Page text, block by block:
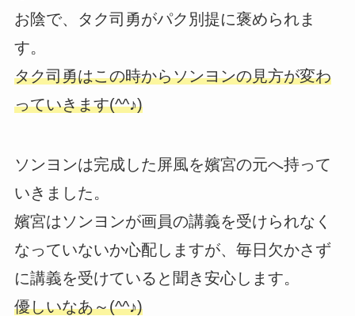
お陰で、タク司勇がパク別提に褒められま
す。
タク司勇はこの時からソンヨンの見方が変わ
っていきます(^^♪)
ソンヨンは完成した屏風を嬪宮の元へ持って
いきました。
嬪宮はソンヨンが画員の講義を受けられなく
なっていないか心配しますが、毎日欠かさず
に講義を受けていると聞き安心します。
優しいなあ～(^^♪)